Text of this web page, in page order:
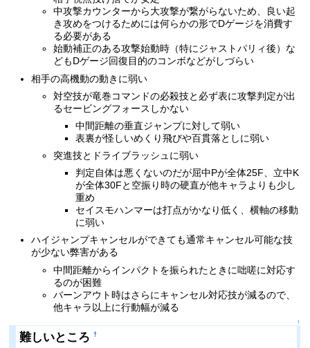
中攻撃カウンターから大攻撃が繋がらないため、良い起
き攻めをつけるためには何らかの形でDゲージを消費す
る必要がある
始動補正のある攻撃始動時（特にジャストパリィ後）な
どもDゲージ回復目的のコンボなどがしづらい
相手の高機動の動きに弱い
対空技が竜巻コマンドの必殺技と必ず表に攻撃判定が出
るセービングフォースしかない
中間距離の垂直ジャンプに対して弱い
表裏が怪しいめくり飛びや百貫落としに弱い
突進技とドライブラッシュに弱い
判定自体は悪くないのだが屈中Pが全体25F、立中K
が全体30Fと空振り時の硬直が他キャラよりも少し
重め
セイスモハンマーは打点がかなり低く、横軸の移動
に弱い
ハイジャンプキャンセルができても通常キャンセル可能な技
が少ない弊害がある
中間距離からインパクトを振られたときに咄嗟に対応す
るのが困難
バーンアウト時はさらにキャンセル対応技が減るので、
他キャラ以上に行動幅が減る
↑
難しいところ †